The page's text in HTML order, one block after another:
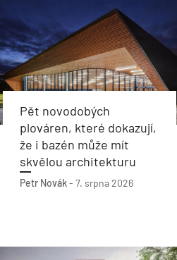
Pět novodobých
plováren, které dokazují,
že i bazén může mít
skvělou architekturu
Petr Novák-7. srpna 2026